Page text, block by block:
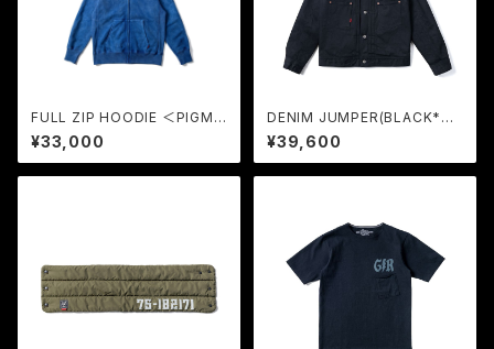
FULL ZIP HOODIE ＜PIGME
NT-DYEING＞ (BULE) / GER
UGA
¥33,000
DENIM JUMPER(BLACK*BL
ACK) / GERUGA
¥39,600